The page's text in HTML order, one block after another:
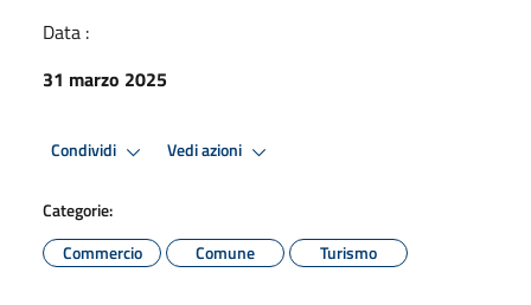
Data :
31 marzo 2025
Condividi Vedi azioni
Categorie:
Commercio
Comune Turismo